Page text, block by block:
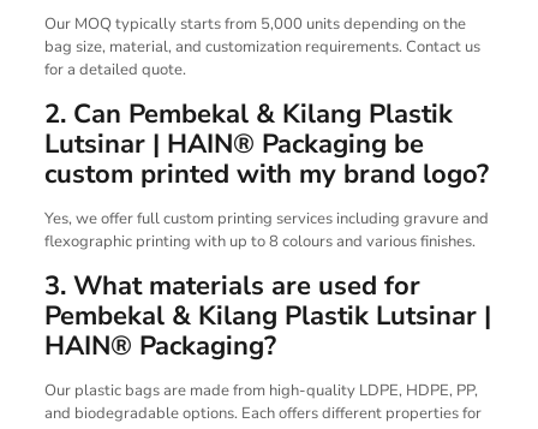
Our MOQ typically starts from 5,000 units depending on the
bag size, material, and customization requirements. Contact us
for a detailed quote.
2. Can Pembekal & Kilang Plastik
Lutsinar | HAIN® Packaging be
custom printed with my brand logo?
Yes, we offer full custom printing services including gravure and
flexographic printing with up to 8 colours and various finishes.
3. What materials are used for
Pembekal & Kilang Plastik Lutsinar |
HAIN® Packaging?
Our plastic bags are made from high-quality LDPE, HDPE, PP,
and biodegradable options. Each offers different properties for